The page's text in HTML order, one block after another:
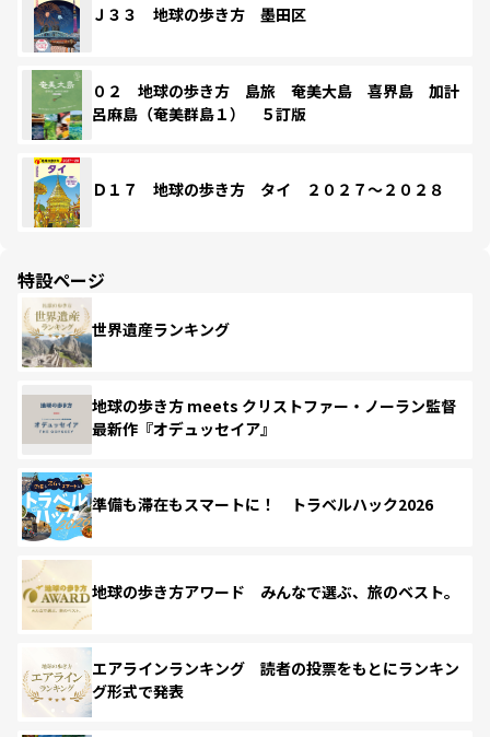
Ｊ３３ 地球の歩き方 墨田区
０２ 地球の歩き方 島旅 奄美大島 喜界島 加計
呂麻島（奄美群島１） ５訂版
Ｄ１７ 地球の歩き方 タイ ２０２７～２０２８
特設ページ
世界遺産ランキング
地球の歩き方 meets クリストファー・ノーラン監督
最新作『オデュッセイア』
準備も滞在もスマートに！ トラベルハック2026
地球の歩き方アワード みんなで選ぶ、旅のベスト。
エアラインランキング 読者の投票をもとにランキン
グ形式で発表